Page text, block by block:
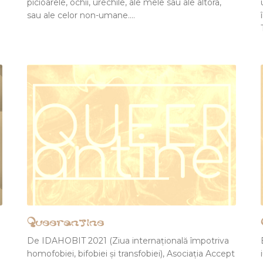
sau ale celor non-umane.…
Queerantine
De IDAHOBIT 2021 (Ziua internațională împotriva
homofobiei, bifobiei și transfobiei), Asociația Accept